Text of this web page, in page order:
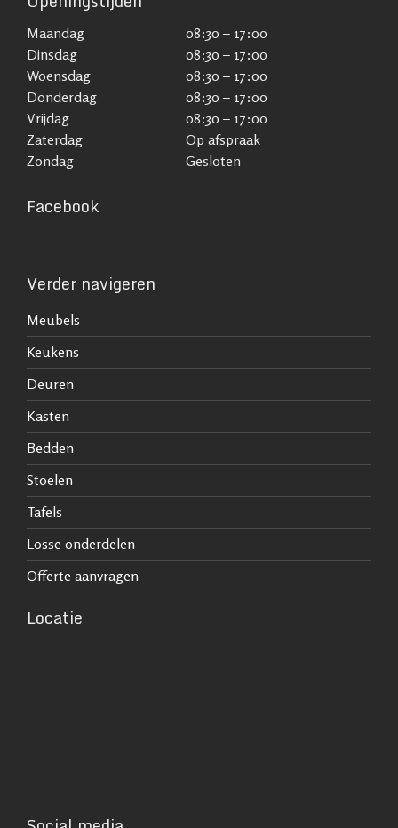
Maandag
08:30 – 17:00
Dinsdag
08:30 – 17:00
Woensdag
08:30 – 17:00
Donderdag
08:30 – 17:00
Vrijdag
08:30 – 17:00
Zaterdag
Op afspraak
Zondag
Gesloten
Facebook
Verder navigeren
Meubels
Keukens
Deuren
Kasten
Bedden
Stoelen
Tafels
Losse onderdelen
Offerte aanvragen
Locatie